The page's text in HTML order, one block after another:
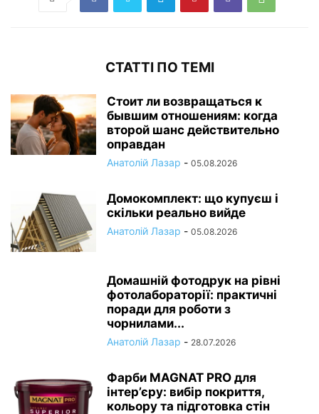
СТАТТІ ПО ТЕМІ
Стоит ли возвращаться к
бывшим отношениям: когда
второй шанс действительно
оправдан
Анатолій Лазар - 05.08.2026
Домокомплект: що купуєш і
скільки реально вийде
Анатолій Лазар - 05.08.2026
Домашній фотодрук на рівні
фотолабораторії: практичні
поради для роботи з
чорнилами...
Анатолій Лазар - 28.07.2026
Фарби MAGNAT PRO для
інтер’єру: вибір покриття,
кольору та підготовка стін